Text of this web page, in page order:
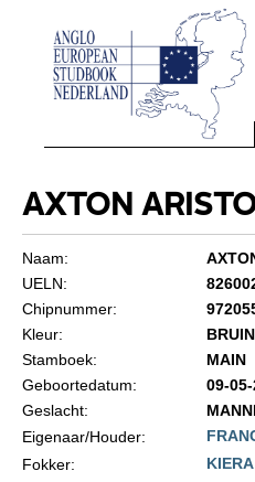
AXTON
Naam:
UELN:
Chipnummer:
Kleur:
Stamboek:
MAIN
Geboortedatum:
09-
Geslacht:
Eigenaar/Houder:
Fokker: